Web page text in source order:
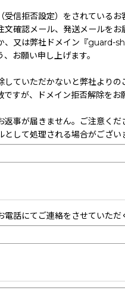
信拒否設定）をされているお
確認メール、発送メールをお
、又は弊社ドメイン『guard-
お願い申し上げます。
ていただかないと弊社よりの
すが、ドメイン拒否解除をお
事が届きません。ご注意くだ
して処理される場合がござい
話にてご連絡をさせていただ